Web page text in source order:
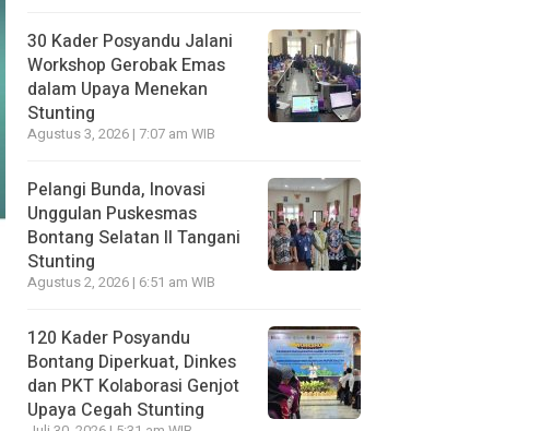
30 Kader Posyandu Jalani
Workshop Gerobak Emas
dalam Upaya Menekan
Stunting
Agustus 3, 2026 | 7:07 am WIB
Pelangi Bunda, Inovasi
Unggulan Puskesmas
Bontang Selatan II Tangani
Stunting
Agustus 2, 2026 | 6:51 am WIB
120 Kader Posyandu
Bontang Diperkuat, Dinkes
dan PKT Kolaborasi Genjot
Upaya Cegah Stunting